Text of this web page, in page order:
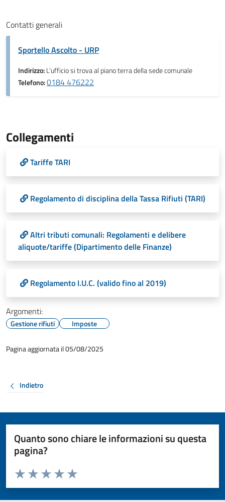
Contatti generali
Sportello Ascolto - URP
Indirizzo:L'ufficio si trova al piano terra della sede comunale
Telefono:0184 476222
Collegamenti
Tariffe TARI
Regolamento di disciplina della Tassa Rifiuti (TARI)
Altri tributi comunali: Regolamenti e delibere
aliquote/tariffe (Dipartimento delle Finanze)
Regolamento I.U.C. (valido fino al 2019)
Argomenti:
Gestione rifiuti Imposte
Pagina aggiornata il 05/08/2025
Indietro
Quanto sono chiare le informazioni su questa
pagina?
Valuta da 1 a 5 stelle la pagina
Valuta 5 stelle su 5
Valuta 4 stelle su 5
Valuta 3 stelle su 5
Valuta 2 stelle su 5
Valuta 1 stelle su 5